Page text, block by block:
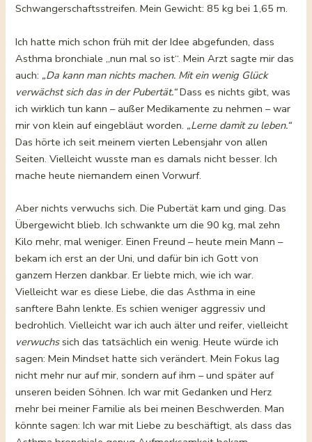
Schwangerschaftsstreifen. Mein Gewicht: 85 kg bei 1,65 m.
Ich hatte mich schon früh mit der Idee abgefunden, dass
Asthma bronchiale „nun mal so ist“. Mein Arzt sagte mir das
auch: „Da kann man nichts machen. Mit ein wenig Glück
verwächst sich das in der Pubertät.“Dass es nichts gibt, was
ich wirklich tun kann – außer Medikamente zu nehmen – war
mir von klein auf eingebläut worden. „Lerne damit zu leben.“
Das hörte ich seit meinem vierten Lebensjahr von allen
Seiten. Vielleicht wusste man es damals nicht besser. Ich
mache heute niemandem einen Vorwurf.
Aber nichts verwuchs sich. Die Pubertät kam und ging. Das
Übergewicht blieb. Ich schwankte um die 90 kg, mal zehn
Kilo mehr, mal weniger. Einen Freund – heute mein Mann –
bekam ich erst an der Uni, und dafür bin ich Gott von
ganzem Herzen dankbar. Er liebte mich, wie ich war.
Vielleicht war es diese Liebe, die das Asthma in eine
sanftere Bahn lenkte. Es schien weniger aggressiv und
bedrohlich. Vielleicht war ich auch älter und reifer, vielleicht
verwuchssich das tatsächlich ein wenig. Heute würde ich
sagen: Mein Mindset hatte sich verändert. Mein Fokus lag
nicht mehr nur auf mir, sondern auf ihm – und später auf
unseren beiden Söhnen. Ich war mit Gedanken und Herz
mehr bei meiner Familie als bei meinen Beschwerden. Man
könnte sagen: Ich war mit Liebe zu beschäftigt, als dass das